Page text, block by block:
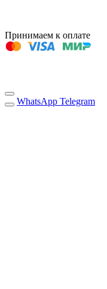
Принимаем к оплате
WhatsApp Telegram